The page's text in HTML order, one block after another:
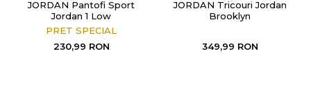
JORDAN Pantofi Sport
Jordan 1 Low
PRET SPECIAL
230,99 RON
JORDAN Tricouri Jordan
Brooklyn
349,99 RON